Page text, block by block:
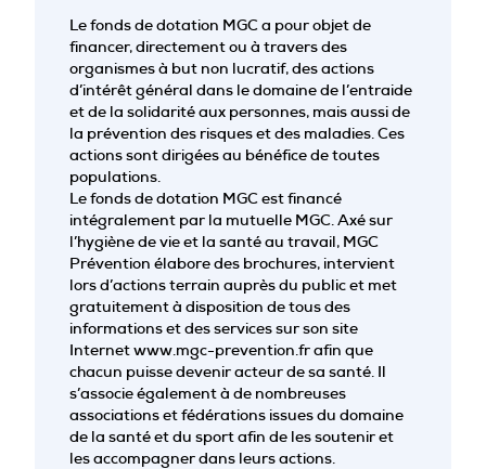
Le fonds de dotation MGC a pour objet de
financer, directement ou à travers des
organismes à but non lucratif, des actions
d’intérêt général dans le domaine de l’entraide
et de la solidarité aux personnes, mais aussi de
la prévention des risques et des maladies. Ces
actions sont dirigées au bénéfice de toutes
populations.
Le fonds de dotation MGC est financé
intégralement par la mutuelle MGC. Axé sur
l’hygiène de vie et la santé au travail, MGC
Prévention élabore des brochures, intervient
lors d’actions terrain auprès du public et met
gratuitement à disposition de tous des
informations et des services sur son site
Internet www.mgc-prevention.fr afin que
chacun puisse devenir acteur de sa santé. Il
s’associe également à de nombreuses
associations et fédérations issues du domaine
de la santé et du sport afin de les soutenir et
les accompagner dans leurs actions.